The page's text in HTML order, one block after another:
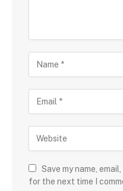
Save my name,
for the next time I